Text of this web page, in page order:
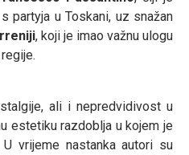
partyja u Toskani, uz snažan
, koji je imao važnu ulogu
ali i nepredvidivost u
estetiku razdoblja u kojem je
vrijeme nastanka autori su